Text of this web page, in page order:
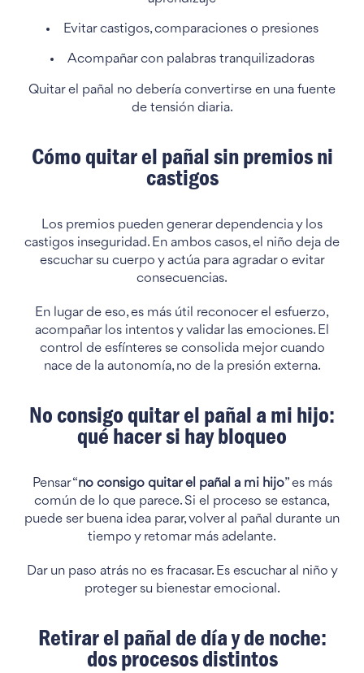
Evitar castigos, comparaciones o presiones
Acompañar con palabras tranquilizadoras
Quitar el pañal no debería convertirse en una fuente
de tensión diaria.
Cómo quitar el pañal sin premios ni
castigos
Los premios pueden generar dependencia y los
castigos inseguridad. En ambos casos, el niño deja de
escuchar su cuerpo y actúa para agradar o evitar
consecuencias.
En lugar de eso, es más útil reconocer el esfuerzo,
acompañar los intentos y validar las emociones. El
control de esfínteres se consolida mejor cuando
nace de la autonomía, no de la presión externa.
No consigo quitar el pañal a mi hijo:
qué hacer si hay bloqueo
Pensar “no consigo quitar el pañal a mi hijo” es más
común de lo que parece. Si el proceso se estanca,
puede ser buena idea parar, volver al pañal durante un
tiempo y retomar más adelante.
Dar un paso atrás no es fracasar. Es escuchar al niño y
proteger su bienestar emocional.
Retirar el pañal de día y de noche:
dos procesos distintos